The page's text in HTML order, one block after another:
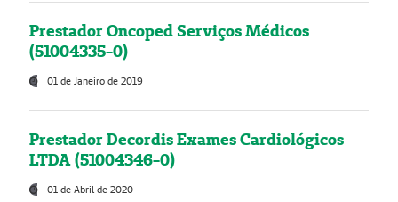
Prestador Oncoped Serviços Médicos
(51004335-0)
01 de Janeiro de 2019
Prestador Decordis Exames Cardiológicos
LTDA (51004346-0)
01 de Abril de 2020